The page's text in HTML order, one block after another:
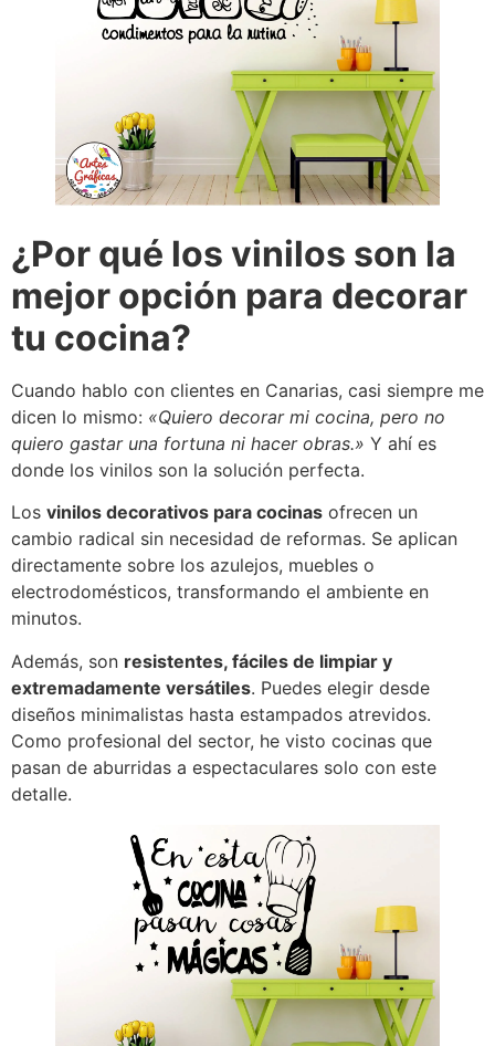
¿Por qué los vinilos son la
mejor opción para decorar
tu cocina?
Cuando hablo con clientes en Canarias, casi siempre me
dicen lo mismo: «Quiero decorar mi cocina, pero no
quiero gastar una fortuna ni hacer obras.» Y ahí es
donde los vinilos son la solución perfecta.
Los vinilos decorativos para cocinas ofrecen un
cambio radical sin necesidad de reformas. Se aplican
directamente sobre los azulejos, muebles o
electrodomésticos, transformando el ambiente en
minutos.
Además, son resistentes, fáciles de limpiar y
extremadamente versátiles. Puedes elegir desde
diseños minimalistas hasta estampados atrevidos.
Como profesional del sector, he visto cocinas que
pasan de aburridas a espectaculares solo con este
detalle.